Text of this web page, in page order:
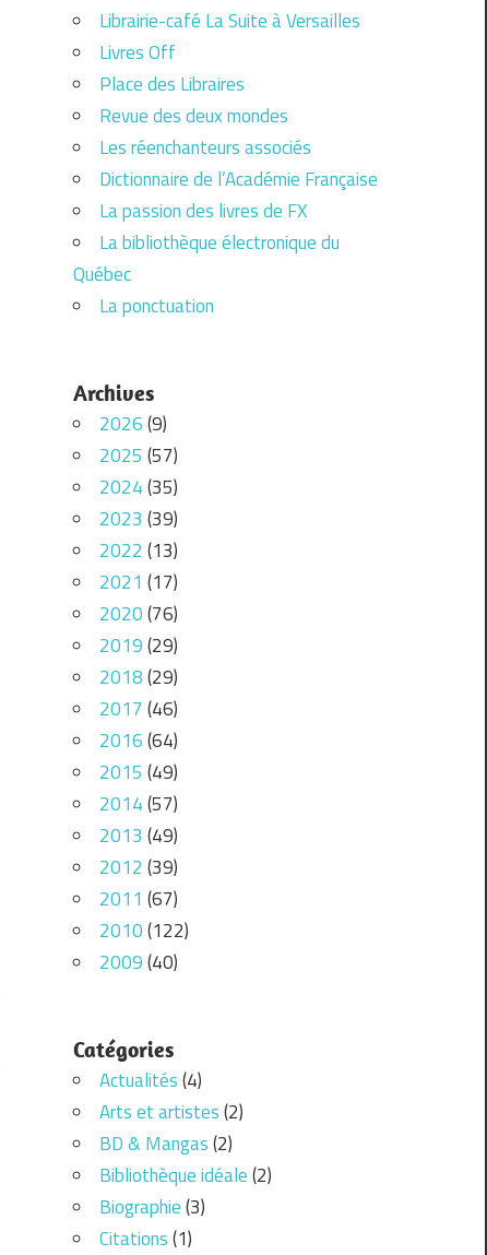
Librairie-café La Suite à Versailles
Livres Off
Place des Libraires
Revue des deux mondes
Les réenchanteurs associés
Dictionnaire de l’Académie Française
La passion des livres de FX
La bibliothèque électronique du
Québec
La ponctuation
Archives
2026(9)
2025 (57)
2024(35)
2023 (39)
2022 (13)
2021 (17)
2020(76)
2019(29)
2018(29)
2017 (46)
2016(64)
2015 (49)
2014(57)
2013 (49)
2012 (39)
2011 (67)
2010(122)
2009(40)
Catégories
Actualités(4)
Arts et artistes(2)
BD & Mangas(2)
Bibliothèque idéale(2)
Biographie(3)
Citations(1)